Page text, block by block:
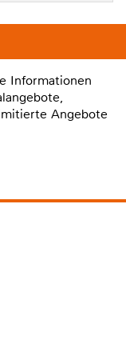
Informationen
Angebote